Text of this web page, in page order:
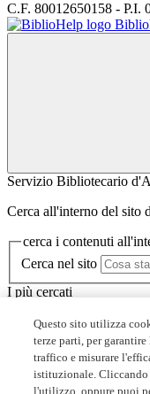
C.F. 80012650158 - P.I.
Servizio Bibliotecario
Cerca all'interno del sito
cerca i contenuti
Cerca nel sito
I più cercati
Minerva
I corsi dello SBA
Biblioteche
Servizi
Questo sito utilizza
terze parti, per
traffico e misurare
istituzionale.
l'utilizzo, oppure puoi